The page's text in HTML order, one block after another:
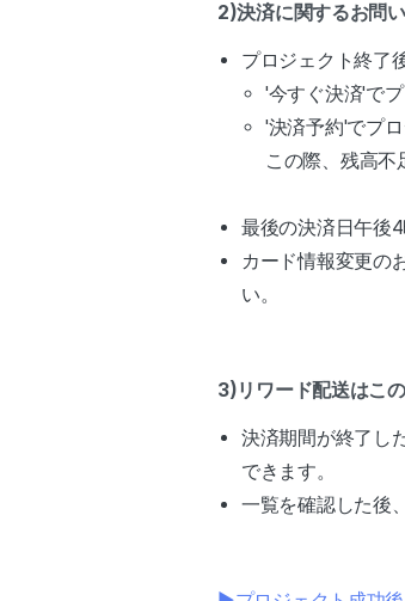
2)決済に関するお問
プロジェクト終了
'今すぐ決済'で
'決済予約'でプ
この際、残高不
最後の決済日午後
カード情報変更の
い。
3)リワード配送はこ
決済期間が終了し
できます。
一覧を確認した後